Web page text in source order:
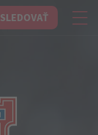
SLEDOVAŤ